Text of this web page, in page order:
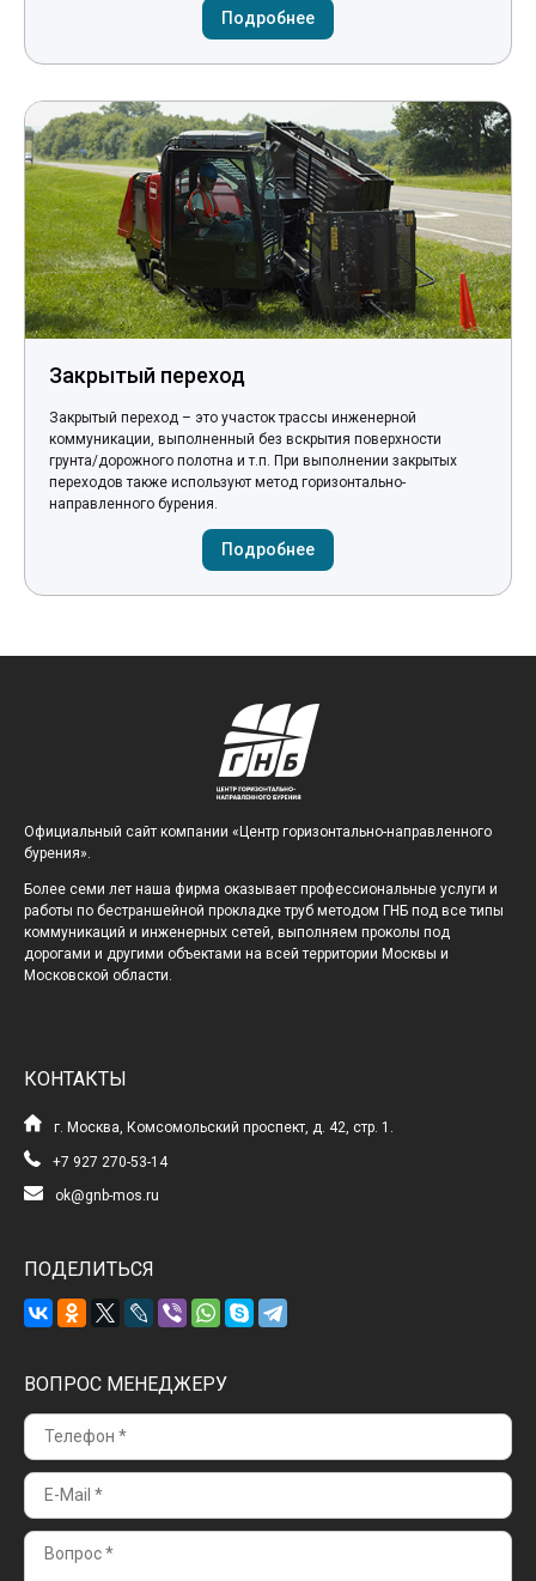
Подробнее
Закрытый переход
Закрытый переход – это участок трассы инженерной
коммуникации, выполненный без вскрытия поверхности
грунта/дорожного полотна и т.п. При выполнении закрытых
переходов также используют метод горизонтально-
направленного бурения.
Подробнее
Официальный сайт компании «Центр горизонтально-направленного
бурения».
Более семи лет наша фирма оказывает профессиональные услуги и
работы по бестраншейной прокладке труб методом ГНБ под все типы
коммуникаций и инженерных сетей, выполняем проколы под
дорогами и другими объектами на всей территории Москвы и
Московской области.
КОНТАКТЫ
г. Москва, Комсомольский проспект, д. 42, стр. 1.
+7 927 270-53-14
ok@gnb-mos.ru
ПОДЕЛИТЬСЯ
ВОПРОС МЕНЕДЖЕРУ